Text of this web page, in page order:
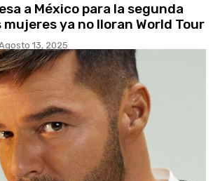
a México para la segunda
ya no lloran World Tour
13, 2025